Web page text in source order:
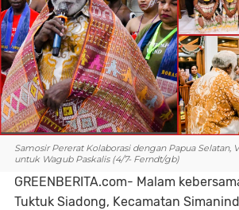
Samosir Pererat Kolaborasi dengan Papua Selatan,
untuk Wagub Paskalis (4/7- Ferndt/gb)
GREENBERITA.com- Malam
Tuktuk Siadong, Kecamatan